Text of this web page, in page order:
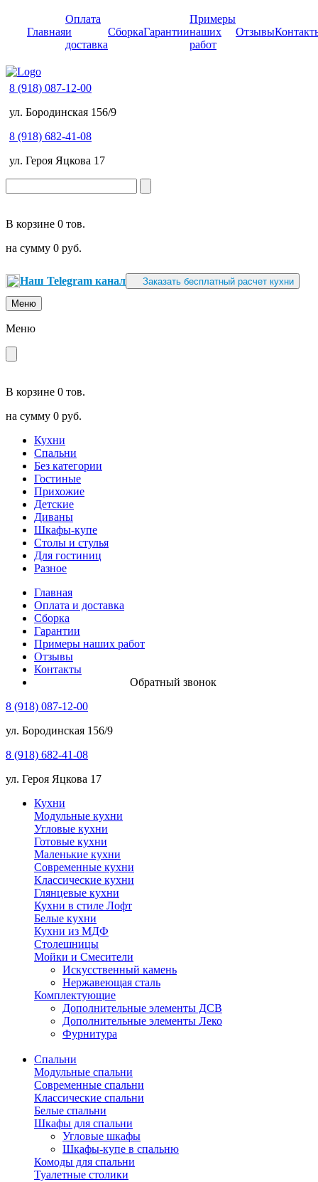
Главная
Оплата
и
доставка
СборкаГарантии
Примеры
наших
работ
Отзывы
8 (918) 087-12-00
ул. Бородинская 156/9
8 (918) 682-41-08
ул. Героя Яцкова 17
В корзине 0 тов.
на сумму 0 руб.
Наш Telegram канал Заказать бесплатный расчет кухни
Меню
Меню
В корзине 0 тов.
на сумму 0 руб.
Кухни
Спальни
Без категории
Гостиные
Прихожие
Детские
Диваны
Шкафы-купе
Столы и стулья
Для гостиниц
Разное
Главная
Оплата и доставка
Сборка
Гарантии
Примеры наших работ
Отзывы
Контакты
Обратный звонок
8 (918) 087-12-00
ул. Бородинская 156/9
8 (918) 682-41-08
ул. Героя Яцкова 17
Кухни
Модульные кухни
Угловые кухни
Готовые кухни
Маленькие кухни
Современные кухни
Классические кухни
Глянцевые кухни
Кухни в стиле Лофт
Белые кухни
Кухни из МДФ
Столешницы
Мойки и Смесители
Искусственный камень
Нержавеющая сталь
Комплектующие
Дополнительные элементы ДСВ
Дополнительные элементы Леко
Фурнитура
Спальни
Модульные спальни
Современные спальни
Классические спальни
Белые спальни
Шкафы для спальни
Угловые шкафы
Шкафы-купе в спальню
Комоды для спальни
Туалетные столики